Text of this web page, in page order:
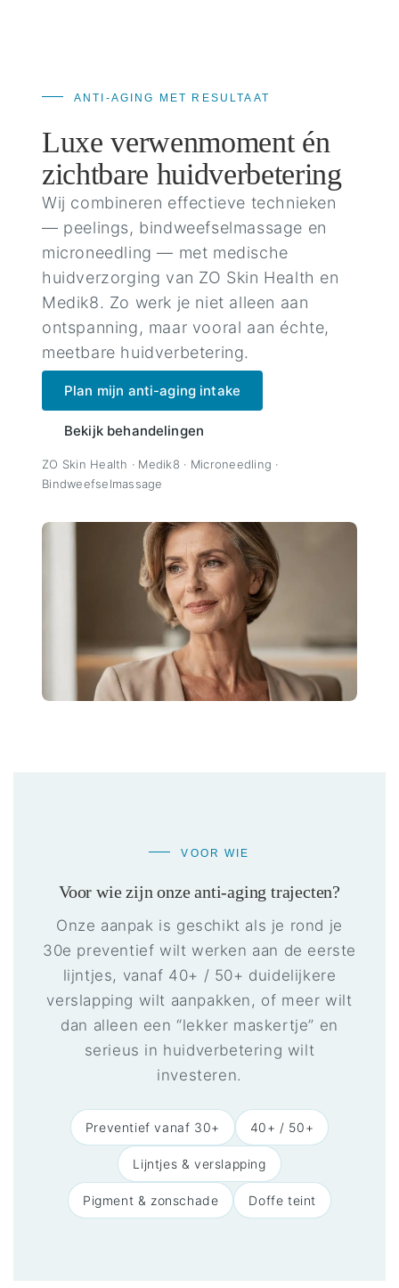
ANTI-AGING MET RESULTAAT
Luxe verwenmoment én
zichtbare huidverbetering
Wij combineren effectieve technieken
— peelings, bindweefselmassage en
microneedling — met medische
huidverzorging van ZO Skin Health en
Medik8. Zo werk je niet alleen aan
ontspanning, maar vooral aan échte,
meetbare huidverbetering.
Plan mijn anti-aging intake
Bekijk behandelingen
ZO Skin Health · Medik8 · Microneedling ·
Bindweefselmassage
VOOR WIE
Voor wie zijn onze anti-aging trajecten?
Onze aanpak is geschikt als je rond je
30e preventief wilt werken aan de eerste
lijntjes, vanaf 40+ / 50+ duidelijkere
verslapping wilt aanpakken, of meer wilt
dan alleen een “lekker maskertje” en
serieus in huidverbetering wilt
investeren.
Preventief vanaf 30+ 40+ / 50+
Lijntjes & verslapping
Pigment & zonschade Doffe teint